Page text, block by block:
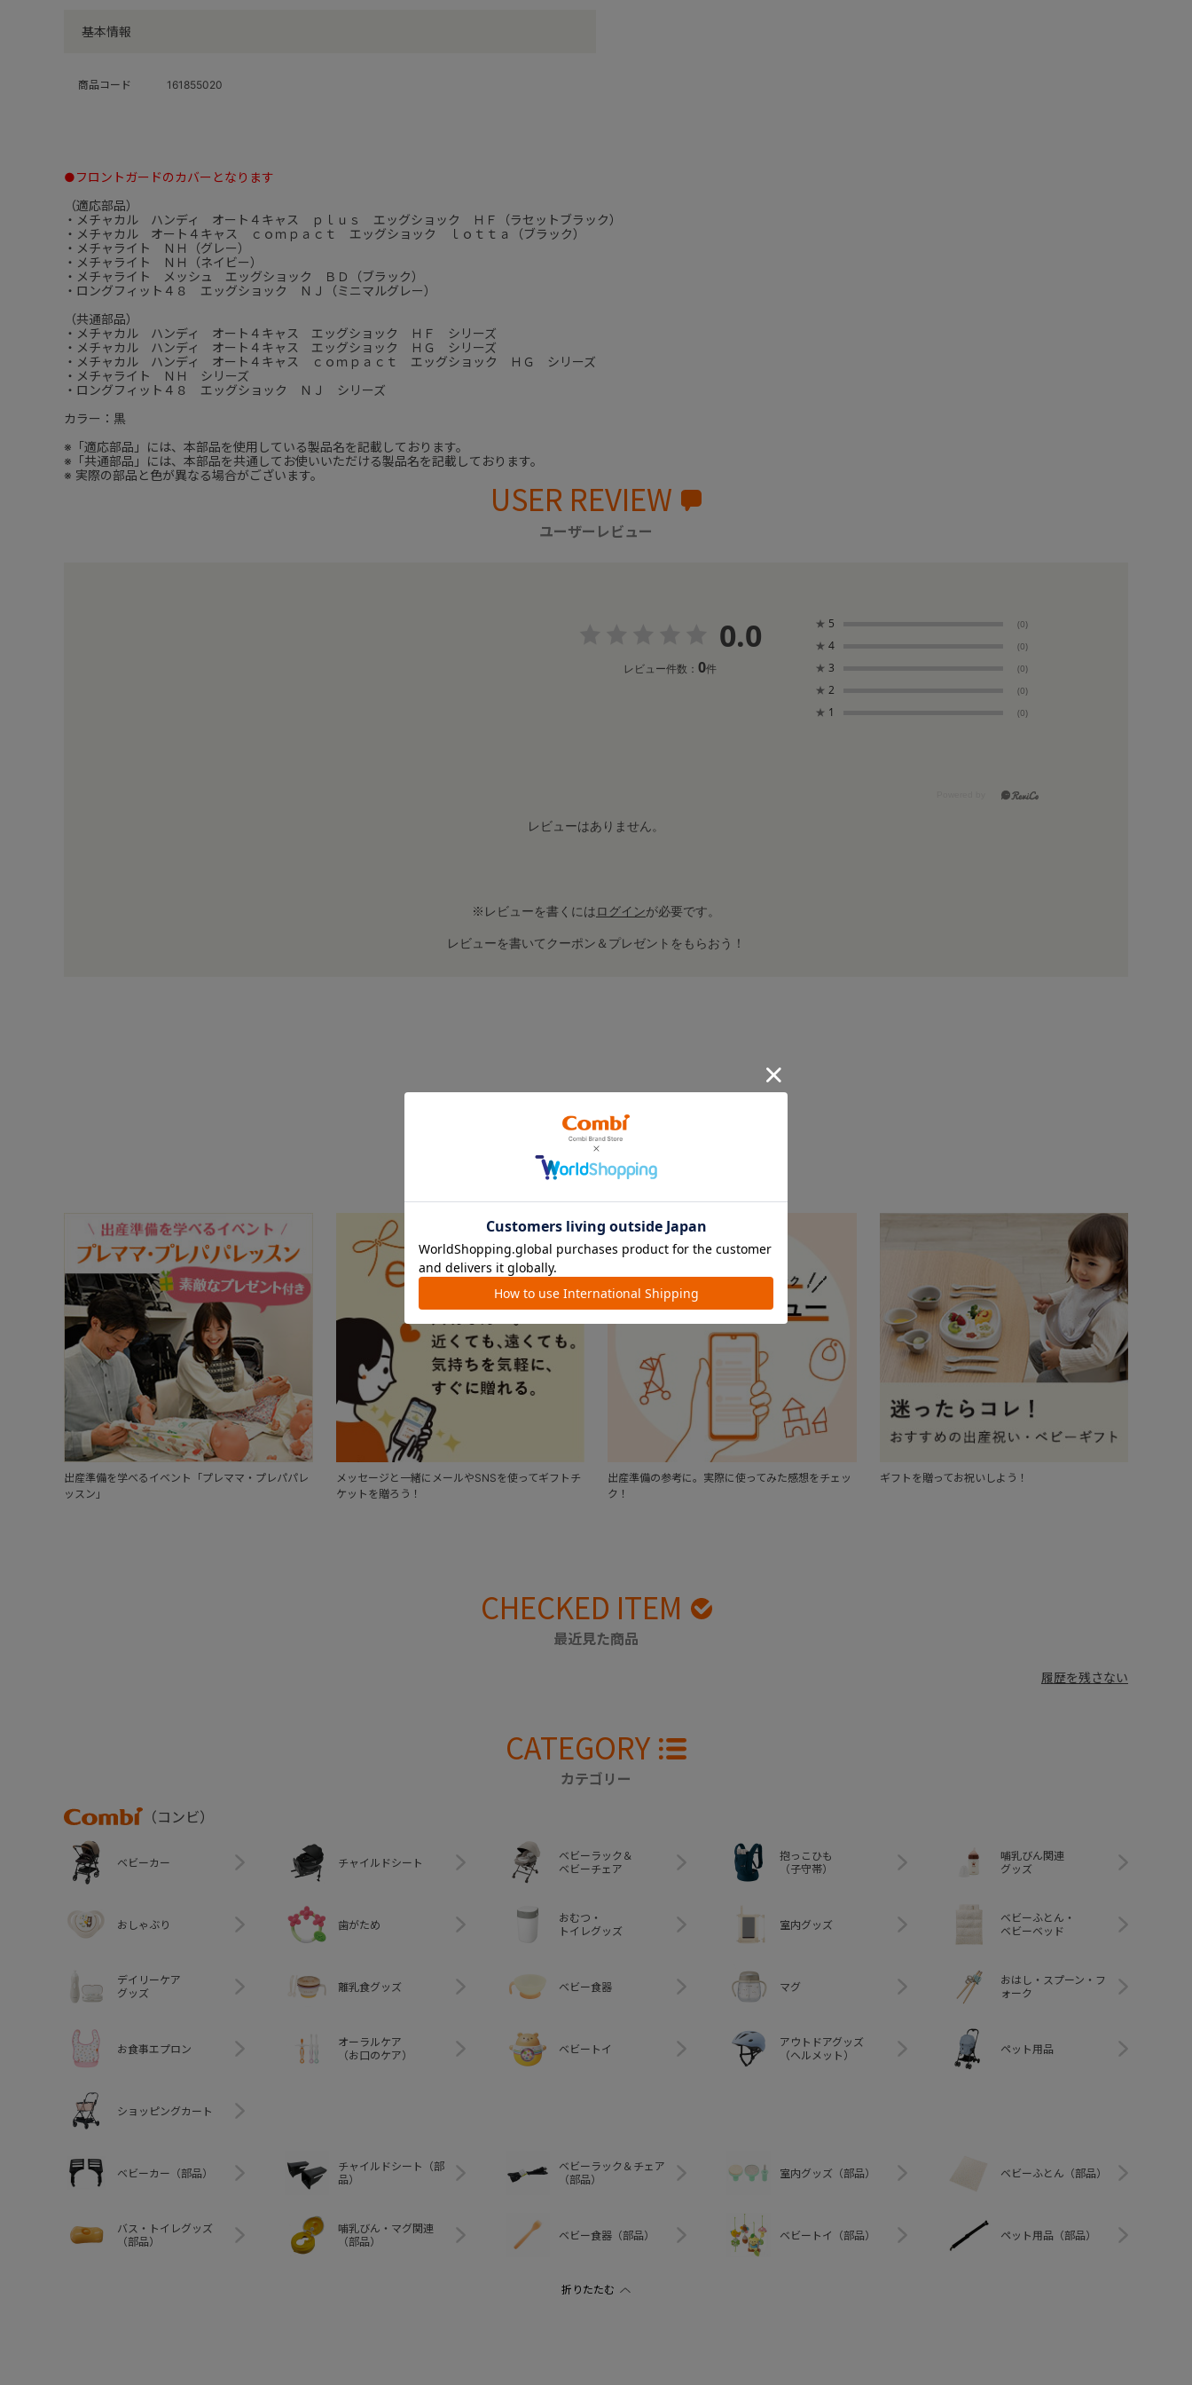
基本情報
商品コード 161855020
●フロントガードのカバーとなります
（適応部品）
・メチャカル ハンディ オート４キャス ｐｌｕｓ エッグショック ＨＦ（ラセットブラック）
・メチャカル オート４キャス ｃｏｍｐａｃｔ エッグショック ｌｏｔｔａ（ブラック）
・メチャライト ＮＨ（グレー）
・メチャライト ＮＨ（ネイビー）
・メチャライト メッシュ エッグショック ＢＤ（ブラック）
・ロングフィット４８ エッグショック ＮＪ（ミニマルグレー）
（共通部品）
・メチャカル ハンディ オート４キャス エッグショック ＨＦ シリーズ
・メチャカル ハンディ オート４キャス エッグショック ＨＧ シリーズ
・メチャカル ハンディ オート４キャス ｃｏｍｐａｃｔ エッグショック ＨＧ シリーズ
・メチャライト ＮＨ シリーズ
・ロングフィット４８ エッグショック ＮＪ シリーズ
カラー：黒
※「適応部品」には、本部品を使用している製品名を記載しております。
※「共通部品」には、本部品を共通してお使いいただける製品名を記載しております。
※ 実際の部品と色が異なる場合がございます。
USER REVIEW
ユーザーレビュー
0.0
レビュー件数： 0件
★ 5 (0)
★ 4 (0)
★ 3 (0)
★ 2 (0)
★ 1 (0)
レビューはありません。
※レビューを書くにはログインが必要です。
レビューを書いてクーポン＆プレゼントをもらおう！
FEATURE
おすすめ特集
出産準備を学べるイベント「プレママ・プレパパレ
ッスン」
メッセージと一緒にメールやSNSを使ってギフトチ
ケットを贈ろう！
出産準備の参考に。実際に使ってみた感想をチェッ
ク！
ギフトを贈ってお祝いしよう！
CHECKED ITEM
最近見た商品
履歴を残さない
CATEGORY
カテゴリー
Combi
（コンビ）
ベビーカー チャイルドシート
ベビーラック＆
ベビーチェア
抱っこひも
（子守帯）
哺乳びん関連
グッズ
おしゃぶり 歯がため
おむつ・
トイレグッズ
室内グッズ
ベビーふとん・
ベビーベッド
デイリーケア
グッズ
離乳食グッズ ベビー食器 マグ
おはし・スプーン・フ
ォーク
お食事エプロン
オーラルケア
（お口のケア）
ベビートイ
アウトドアグッズ
（ヘルメット）
ペット用品
ショッピングカート
ベビーカー（部品）
チャイルドシート（部
品）
ベビーラック＆チェア
（部品）
室内グッズ（部品） ベビーふとん（部品）
バス・トイレグッズ
（部品）
哺乳びん・マグ関連
（部品）
ベビー食器（部品） ベビートイ（部品） ペット用品（部品）